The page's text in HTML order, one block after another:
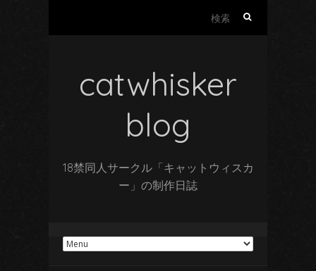
catwhisker
blog
18禁同人サークル「キャットウィスカ
ー」の制作日誌